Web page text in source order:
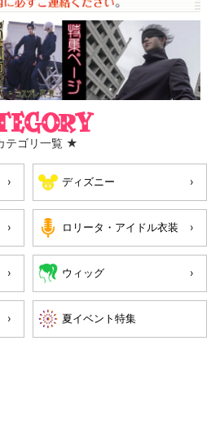
テゴリ一覧 ★
ディズニー
ロリータ・アイドル衣装
ウィッグ